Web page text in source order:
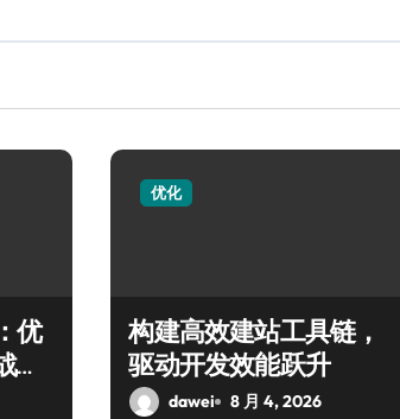
优
指
优化
构建高效建站工具链，
驱动开发效能跃升
dawei 8 月 4, 2026